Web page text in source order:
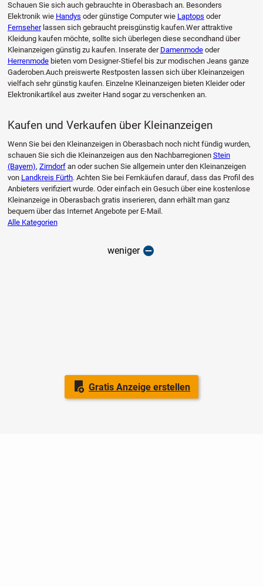
Gratis Anzeige erstellen
Schauen Sie sich auch gebrauchte in Oberasbach an. Besonders
Elektronik wie Handys oder günstige Computer wie Laptops oder
Fernseherlassen sich gebraucht preisgünstig kaufen.Wer attraktive
Kleidung kaufen möchte, sollte sich überlegen diese secondhand über
Kleinanzeigen günstig zu kaufen. Inserate der Damenmodeoder
Herrenmodebieten vom Designer-Stiefel bis zur modischen Jeans ganze
Gaderoben.Auch preiswerte Restposten lassen sich über Kleinanzeigen
vielfach sehr günstig kaufen. Einzelne Kleinanzeigen bieten Kleider oder
Elektronikartikel aus zweiter Hand sogar zu verschenken an.
Kaufen und Verkaufen über Kleinanzeigen
Wenn Sie bei den Kleinanzeigen in Oberasbach noch nicht fündig wurden,
schauen Sie sich die Kleinanzeigen aus den Nachbarregionen Stein
(Bayern), Zirndorfan oder suchen Sie allgemein unter den Kleinanzeigen
von Landkreis Fürth. Achten Sie bei Fernkäufen darauf, dass das Profil des
Anbieters verifiziert wurde. Oder einfach ein Gesuch über eine kostenlose
Kleinanzeige in Oberasbach gratis inserieren, dann erhält man ganz
bequem über das Internet Angebote per E-Mail.
Alle Kategorien
weniger